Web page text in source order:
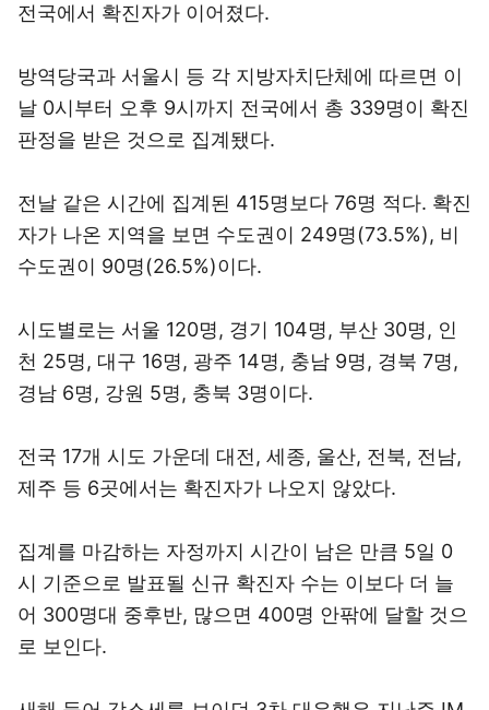
전국에서 확진자가 이어졌다.
방역당국과 서울시 등 각 지방자치단체에 따르면 이
날 0시부터 오후 9시까지 전국에서 총 339명이 확진
판정을 받은 것으로 집계됐다.
전날 같은 시간에 집계된 415명보다 76명 적다. 확진
자가 나온 지역을 보면 수도권이 249명(73.5%), 비
수도권이 90명(26.5%)이다.
시도별로는 서울 120명, 경기 104명, 부산 30명, 인
천 25명, 대구 16명, 광주 14명, 충남 9명, 경북 7명,
경남 6명, 강원 5명, 충북 3명이다.
전국 17개 시도 가운데 대전, 세종, 울산, 전북, 전남,
제주 등 6곳에서는 확진자가 나오지 않았다.
집계를 마감하는 자정까지 시간이 남은 만큼 5일 0
시 기준으로 발표될 신규 확진자 수는 이보다 더 늘
어 300명대 중후반, 많으면 400명 안팎에 달할 것으
로 보인다.